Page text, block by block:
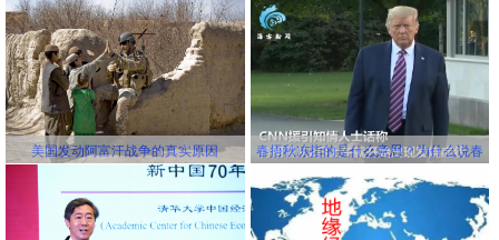
美国发动阿富汗战争的真实原因
春捂秋冻指的是什么意思？为什么说春
杂病